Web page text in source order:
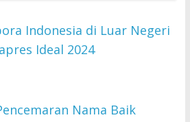
Indonesia di Luar Negeri
Ideal 2024
Nama Baik